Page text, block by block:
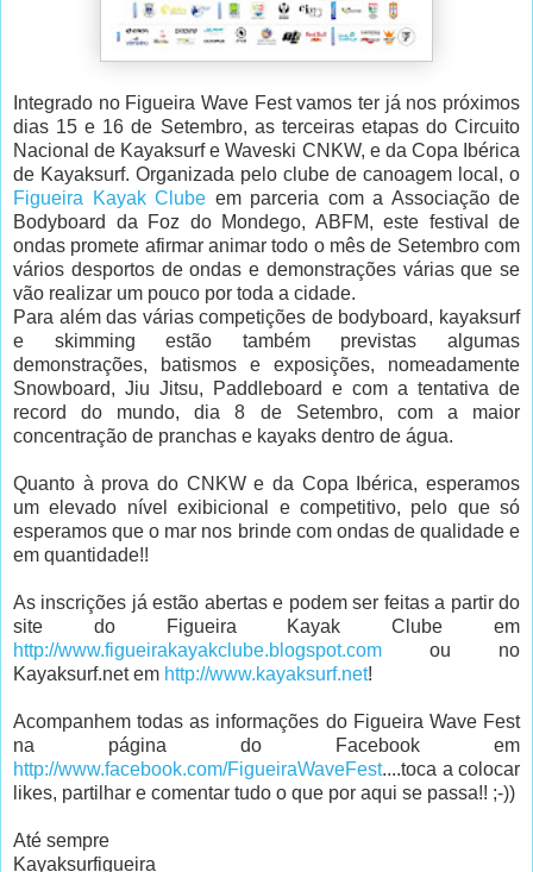
Integrado no Figueira Wave Fest vamos ter já nos próximos
dias 15 e 16 de Setembro, as terceiras etapas do Circuito
Nacional de Kayaksurf e Waveski CNKW, e da Copa Ibérica
de Kayaksurf. Organizada pelo clube de canoagem local, o
Figueira Kayak Clube em parceria com a Associação de
Bodyboard da Foz do Mondego, ABFM, este festival de
ondas promete afirmar animar todo o mês de Setembro com
vários desportos de ondas e demonstrações várias que se
vão realizar um pouco por toda a cidade.
Para além das várias competições de bodyboard, kayaksurf
e skimming estão também previstas algumas
demonstrações, batismos e exposições, nomeadamente
Snowboard, Jiu Jitsu, Paddleboard e com a tentativa de
record do mundo, dia 8 de Setembro, com a maior
concentração de pranchas e kayaks dentro de água.
Quanto à prova do CNKW e da Copa Ibérica, esperamos
um elevado nível exibicional e competitivo, pelo que só
esperamos que o mar nos brinde com ondas de qualidade e
em quantidade!!
As inscrições já estão abertas e podem ser feitas a partir do
site do Figueira Kayak Clube em
http://www.figueirakayakclube.blogspot.com ou no
Kayaksurf.net em http://www.kayaksurf.net!
Acompanhem todas as informações do Figueira Wave Fest
na página do Facebook em
http://www.facebook.com/FigueiraWaveFest....toca a colocar
likes, partilhar e comentar tudo o que por aqui se passa!! ;-))
Até sempre
Kayaksurfigueira